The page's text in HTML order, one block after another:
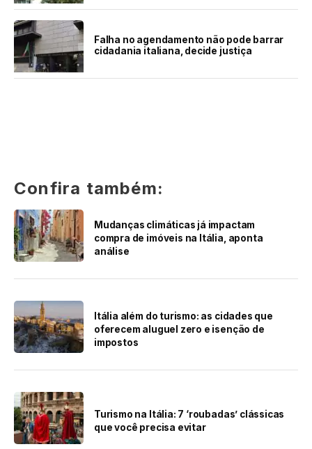
Falha no agendamento não pode barrar
cidadania italiana, decide justiça
Confira também:
Mudanças climáticas já impactam
compra de imóveis na Itália, aponta
análise
Itália além do turismo: as cidades que
oferecem aluguel zero e isenção de
impostos
Turismo na Itália: 7 ‘roubadas’ clássicas
que você precisa evitar